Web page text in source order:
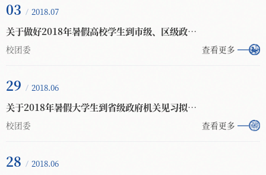
03 2018.07
关于做好2018年暑假高校学生到市级、区级政府机关见习遴选工作的通知
校团委 查看更多
29 2018.06
关于2018年暑假大学生到省级政府机关见习拟推荐人选的公示
校团委 查看更多
28 2018.06